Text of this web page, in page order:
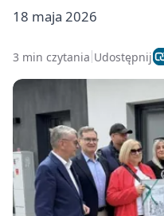
18 maja 2026
3 min czytania Udostępnij